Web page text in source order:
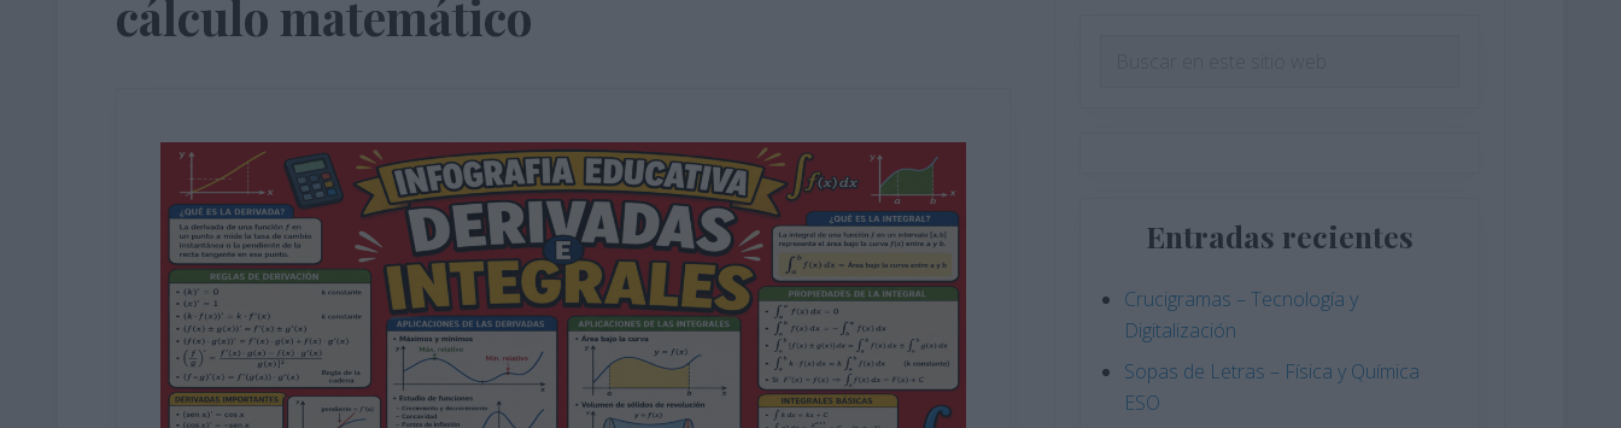
cálculo matemático
Entradas recientes
Crucigramas – Tecnología y
Digitalización
Sopas de Letras – Física y Química
ESO